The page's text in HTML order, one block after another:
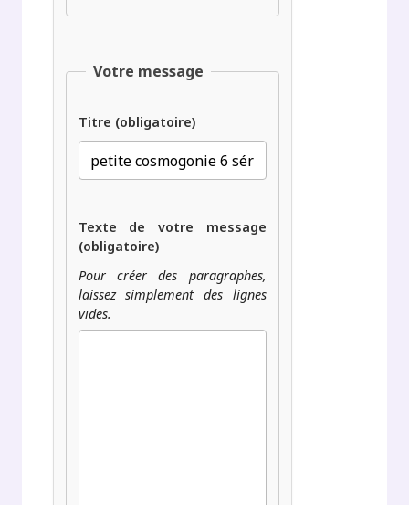
Votre message
Titre (obligatoire)
Texte de votre message
(obligatoire)
Pour créer des paragraphes,
laissez simplement des lignes
vides.